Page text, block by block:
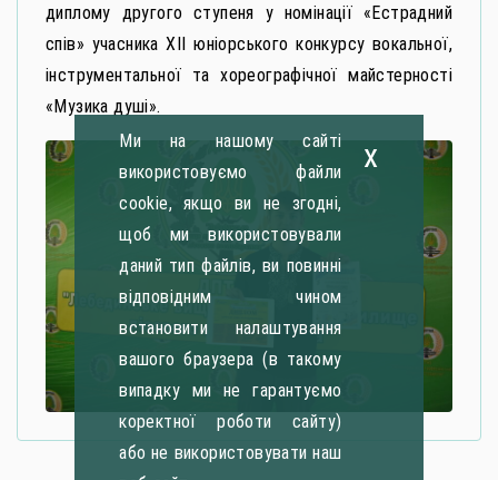
диплому другого ступеня у номінації «Естрадний
спів» учасника ХІІ юніорського конкурсу вокальної,
інструментальної та хореографічної майстерності
«Музика душі».
Ми на нашому сайті
використовуємо файли
cookie, якщо ви не згодні,
щоб ми використовували
даний тип файлів, ви повинні
відповідним чином
встановити налаштування
вашого браузера (в такому
випадку ми не гарантуємо
коректної роботи сайту)
або не використовувати наш
x